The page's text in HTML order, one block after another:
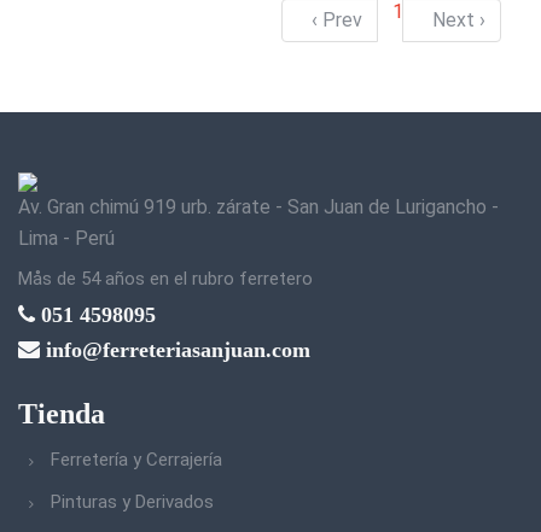
‹ Prev 1 Next ›
Av. Gran chimú 919 urb. zárate - San Juan de Lurigancho -
Lima - Perú
Mås de 54 años en el rubro ferretero
051 4598095
info@ferreteriasanjuan.com
Tienda
Ferretería y Cerrajería
Pinturas y Derivados